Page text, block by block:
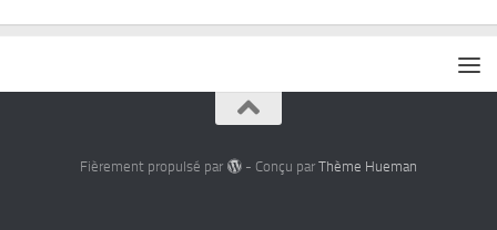
Fièrement propulsé par - Conçu par Thème Hueman